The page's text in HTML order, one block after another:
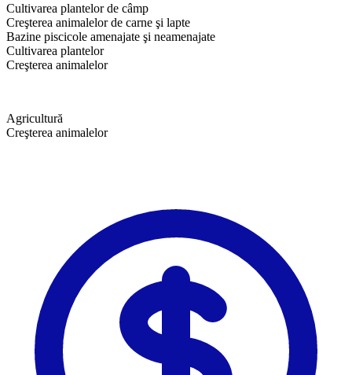
Cultivarea plantelor de câmp
Creşterea animalelor de carne şi lapte
Bazine piscicole amenajate şi neamenajate
Cultivarea plantelor
Creşterea animalelor
Agricultură
Creşterea animalelor